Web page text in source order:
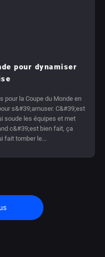
pour dynamiser
pour la Coupe du Monde en
s&#39;amuser. C&#39;est
soude les équipes et met
c&#39;est bien fait, ça
fait tomber le...